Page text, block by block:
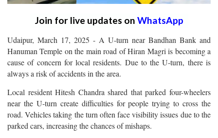
Join for live updates on WhatsApp
Udaipur, March 17, 2025 - A U-turn near Bandhan Bank and
Hanuman Temple on the main road of Hiran Magri is becoming a
cause of concern for local residents. Due to the U-turn, there is
always a risk of accidents in the area.
Local resident Hitesh Chandra shared that parked four-wheelers
near the U-turn create difficulties for people trying to cross the
road. Vehicles taking the turn often face visibility issues due to the
parked cars, increasing the chances of mishaps.